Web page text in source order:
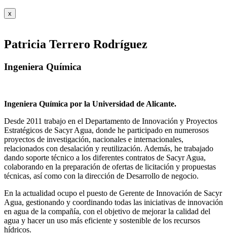
x
Patricia Terrero Rodríguez
Ingeniera Química
Ingeniera Química por la Universidad de Alicante.
Desde 2011 trabajo en el Departamento de Innovación y Proyectos
Estratégicos de Sacyr Agua, donde he participado en numerosos
proyectos de investigación, nacionales e internacionales,
relacionados con desalación y reutilización. Además, he trabajado
dando soporte técnico a los diferentes contratos de Sacyr Agua,
colaborando en la preparación de ofertas de licitación y propuestas
técnicas, así como con la dirección de Desarrollo de negocio.
En la actualidad ocupo el puesto de Gerente de Innovación de Sacyr
Agua, gestionando y coordinando todas las iniciativas de innovación
en agua de la compañía, con el objetivo de mejorar la calidad del
agua y hacer un uso más eficiente y sostenible de los recursos
hídricos.